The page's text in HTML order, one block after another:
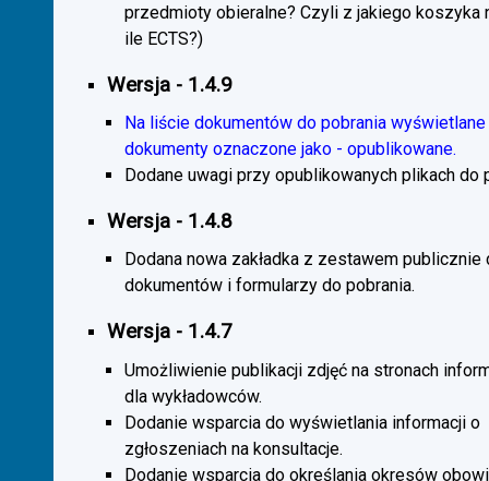
przedmioty obieralne? Czyli z jakiego koszyka
ile ECTS?)
Wersja - 1.4.9
Na liście dokumentów do pobrania
dokumenty oznaczone jako - opublikowane.
Dodane uwagi przy opublikowanych plikach do
Wersja - 1.4.8
Dodana nowa zakładka z zestawem publicznie
dokumentów i formularzy do pobrania.
Wersja - 1.4.7
Umożliwienie publikacji zdjęć na stronach
dla wykładowców.
Dodanie wsparcia do wyświetlania informacji o
zgłoszeniach na konsultacje.
Dodanie wsparcia do określania okresów